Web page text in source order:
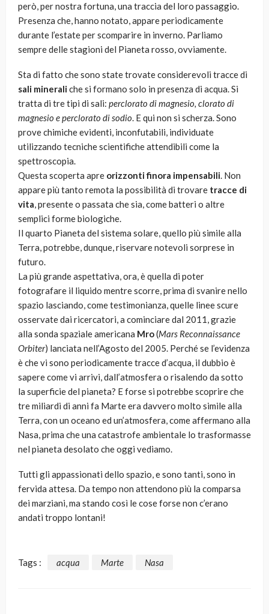
però, per nostra fortuna, una traccia del loro passaggio.
Presenza che, hanno notato, appare periodicamente
durante l’estate per scomparire in inverno. Parliamo
sempre delle stagioni del Pianeta rosso, ovviamente.
Sta di fatto che sono state trovate considerevoli tracce di
sali mineraliche si formano solo in presenza di acqua. Si
tratta di tre tipi di sali: perclorato di magnesio, clorato di
magnesio e perclorato di sodio. E qui non si scherza. Sono
prove chimiche evidenti, inconfutabili, individuate
utilizzando tecniche scientifiche attendibili come la
spettroscopia.
Questa scoperta apre orizzonti finora impensabili. Non
appare più tanto remota la possibilità di trovare tracce di
vita, presente o passata che sia, come batteri o altre
semplici forme biologiche.
Il quarto Pianeta del sistema solare, quello più simile alla
Terra, potrebbe, dunque, riservare notevoli sorprese in
futuro.
La più grande aspettativa, ora, è quella di poter
fotografare il liquido mentre scorre, prima di svanire nello
spazio lasciando, come testimonianza, quelle linee scure
osservate dai ricercatori, a cominciare dal 2011, grazie
alla sonda spaziale americana Mro(Mars Reconnaissance
Orbiter) lanciata nell’Agosto del 2005. Perché se l’evidenza
è che vi sono periodicamente tracce d’acqua, il dubbio è
sapere come vi arrivi, dall’atmosfera o risalendo da sotto
la superficie del pianeta? E forse si potrebbe scoprire che
tre miliardi di anni fa Marte era davvero molto simile alla
Terra, con un oceano ed un’atmosfera, come affermano alla
Nasa, prima che una catastrofe ambientale lo trasformasse
nel pianeta desolato che oggi vediamo.
Tutti gli appassionati dello spazio, e sono tanti, sono in
fervida attesa. Da tempo non attendono più la comparsa
dei marziani, ma stando così le cose forse non c’erano
andati troppo lontani!
Tags : acqua Marte Nasa